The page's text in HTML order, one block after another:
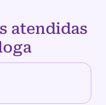
atendidas